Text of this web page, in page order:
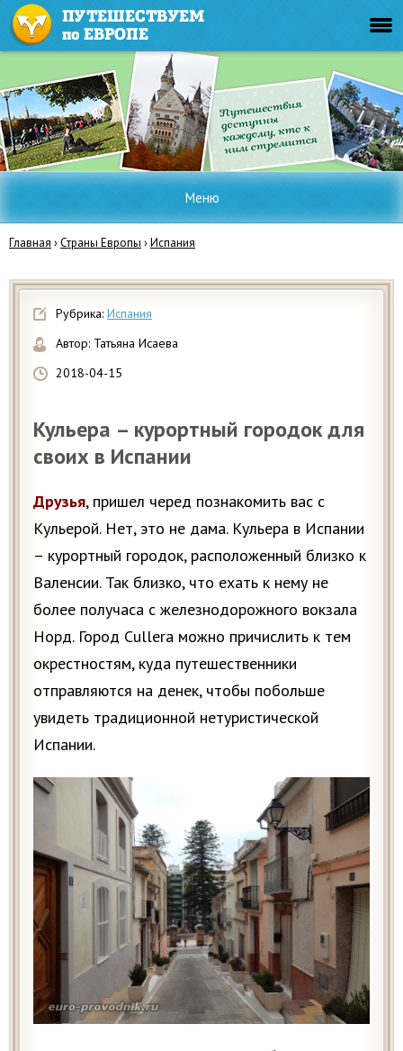
Меню
Главная ›Страны Европы ›Испания
Рубрика: Испания
Автор: Татьяна Исаева
2018-04-15
Кульера – курортный городок для
своих в Испании
Друзья, пришел черед познакомить вас с
Кульерой. Нет, это не дама. Кульера в Испании
– курортный городок, расположенный близко к
Валенсии. Так близко, что ехать к нему не
более получаса с железнодорожного вокзала
Норд. Город Cullera можно причислить к тем
окрестностям, куда путешественники
отправляются на денек, чтобы побольше
увидеть традиционной нетуристической
Испании.